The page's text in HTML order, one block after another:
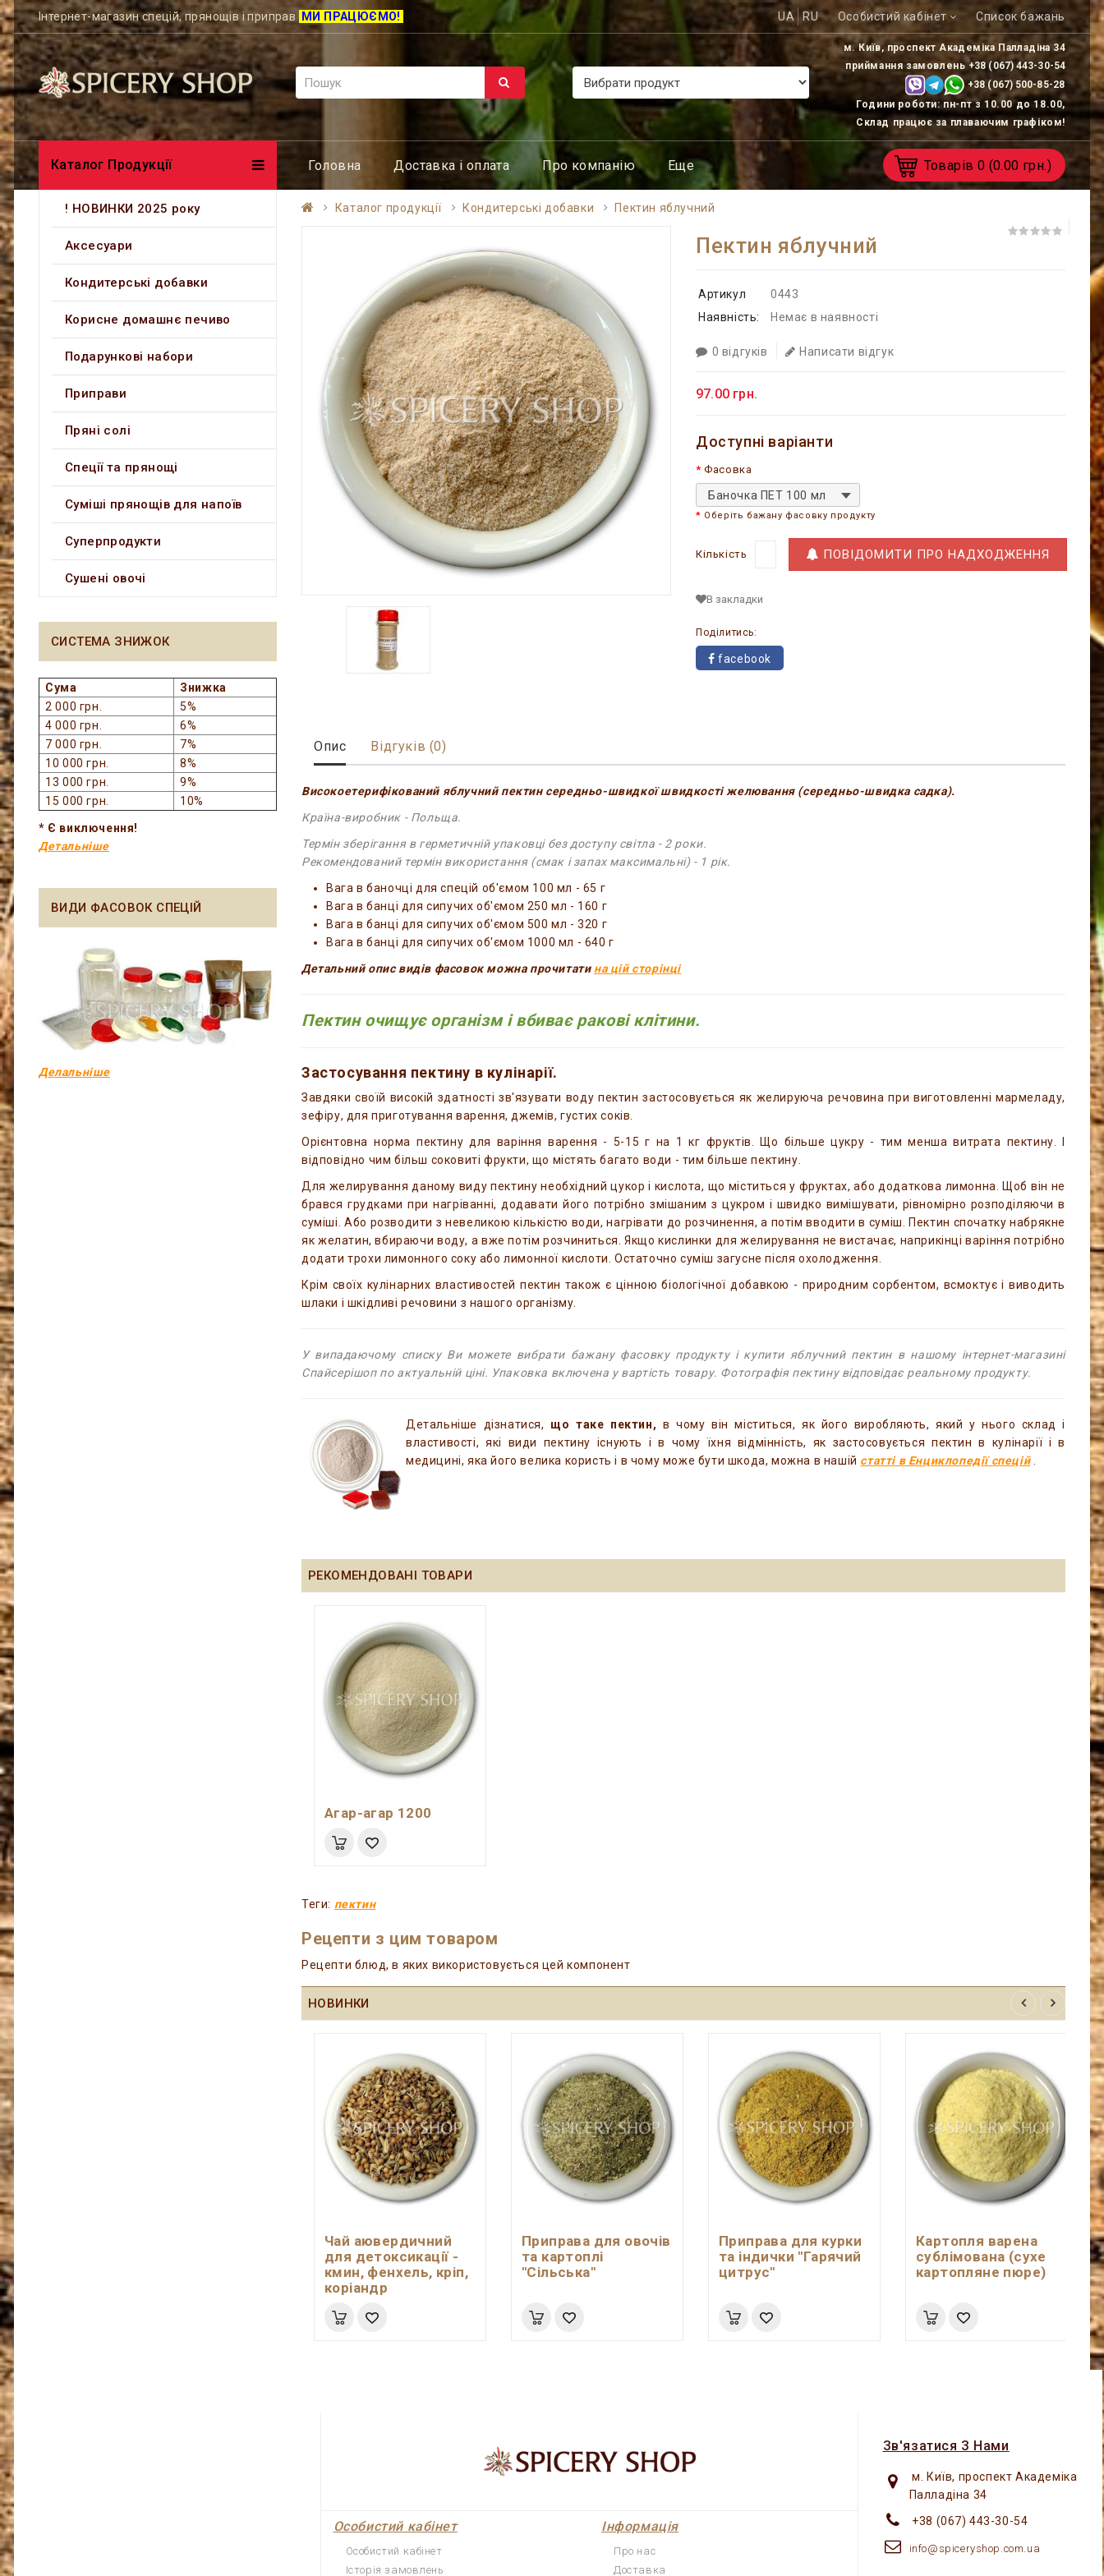
Інтернет-магазин спецій, прянощів і приправ МИ ПРАЦЮЄМО! UA RU Особистий кабінет Список бажань
м. Київ, проспект Академіка Палладіна 34
приймання замовлень+38 (067) 443-30-54
+38 (067) 500-85-28
Години роботи: пн-пт з 10.00 до 18.00,
Склад працює за плаваючим графіком!
Товарів 0 (0.00 грн.)
Головна Доставка і оплата Про компанію Еще
Каталог продукції Кондитерські добавки Пектин яблучний
Каталог Продукції
! НОВИНКИ 2025 року
Аксесуари
Кондитерські добавки
Корисне домашнє печиво
Подарункові набори
Приправи
Пряні солі
Спеції та прянощі
Суміші прянощів для напоїв
Суперпродукти
Сушені овочі
СИСТЕМА ЗНИЖОК
Сума
Знижка
2 000 грн.
5%
4 000 грн.
6%
7 000 грн.
7%
10 000 грн.
8%
13 000 грн.
9%
15 000 грн.
10%
* Є виключення!
Детальніше
ВИДИ ФАСОВОК СПЕЦІЙ
Делальніше
Пектин яблучний
Артикул
0443
Наявність:
Немає в наявності
0 відгуків Написати відгук
97.00 грн.
Доступні варіанти
Фасовка
Баночка ПЕТ 100 мл
Оберіть бажану фасовку продукту
Кількість ПОВІДОМИТИ ПРО НАДХОДЖЕННЯ
В закладки
Поділитись:
facebook
Опис Відгуків (0)
Високоетерифікований яблучний пектин середньо-швидкої швидкості желювання (середньо-швидка садка).
Країна-виробник - Польща.
Термін зберігання в герметичній упаковці без доступу світла - 2 роки.
Рекомендований термін використання (смак і запах максимальні) - 1 рік.
Вага в баночці для спецій об'ємом 100 мл - 65 г
Вага в банці для сипучих об'ємом 250 мл - 160 г
Вага в банці для сипучих об'ємом 500 мл - 320 г
Вага в банці для сипучих об'ємом 1000 мл - 640 г
Детальний опис видів фасовок можна прочитати на цій сторінці
Пектин очищує організм і вбиває ракові клітини.
Застосування пектину в кулінарії.
Завдяки своїй високій здатності зв'язувати воду пектин застосовується як желируюча речовина при виготовленні мармеладу,
зефіру, для приготування варення, джемів, густих соків.
Орієнтовна норма пектину для варіння варення - 5-15 г на 1 кг фруктів. Що більше цукру - тим менша витрата пектину. І
відповідно чим більш соковиті фрукти, що містять багато води - тим більше пектину.
Для желирування даному виду пектину необхідний цукор і кислота, що міститься у фруктах, або додаткова лимонна. Щоб він не
брався грудками при нагріванні, додавати його потрібно змішаним з цукром і швидко вимішувати, рівномірно розподіляючи в
суміші. Або розводити з невеликою кількістю води, нагрівати до розчинення, а потім вводити в суміш. Пектин спочатку набрякне
як желатин, вбираючи воду, а вже потім розчиниться. Якщо кислинки для желирування не вистачає, наприкінці варіння потрібно
додати трохи лимонного соку або лимонної кислоти. Остаточно суміш загусне після охолодження.
Крім своїх кулінарних властивостей пектин також є цінною біологічної добавкою - природним сорбентом, всмоктує і виводить
шлаки і шкідливі речовини з нашого організму.
У випадаючому списку Ви можете вибрати бажану фасовку продукту і купити яблучний пектин в нашому інтернет-магазині
Спайсерішоп по актуальній ціні. Упаковка включена у вартість товару. Фотографія пектину відповідає реальному продукту.
Детальніше дізнатися, що таке пектин, в чому він міститься, як його виробляють, який у нього склад і
властивості, які види пектину існують і в чому їхня відмінність, як застосовується пектин в кулінарії і в
медицині, яка його велика користь і в чому може бути шкода, можна в нашій статті в Енциклопедії спецій.
РЕКОМЕНДОВАНІ ТОВАРИ
Агар-агар 1200
Теги: пектин
Рецепти з цим товаром
Рецепти блюд, в яких використовується цей компонент
НОВИНКИ
Чай аювердичний
для детоксикації -
кмин, фенхель, кріп,
коріандр
Приправа для овочів
та картоплі
"Сільська"
Приправа для курки
та індички "Гарячий
цитрус"
Картопля варена
сублімована (сухе
картопляне пюре)
Особистий кабінет
Особистий кабінет
Історія замовлень
Інформація
Про нас
Доставка
Зв'язатися З Нами
м. Київ, проспект Академіка
Палладіна 34
+38 (067) 443-30-54
info@spiceryshop.com.ua